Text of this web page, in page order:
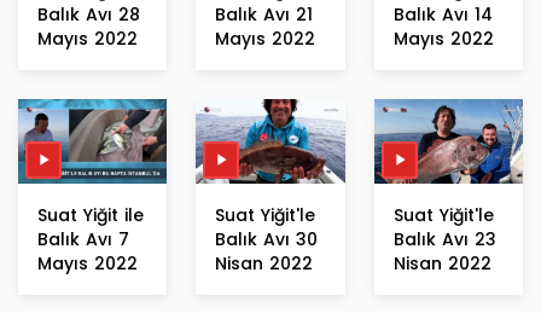
Balık Avı 28
Mayıs 2022
Balık Avı 21
Mayıs 2022
Balık Avı 14
Mayıs 2022
Suat Yiğit ile
Balık Avı 7
Mayıs 2022
Suat Yiğit'le
Balık Avı 30
Nisan 2022
Suat Yiğit'le
Balık Avı 23
Nisan 2022